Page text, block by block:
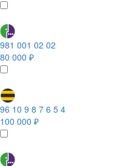
981 001 02 02
80 000 ₽
96 10 9 8 7 6 5 4
100 000 ₽